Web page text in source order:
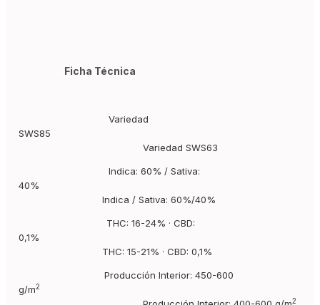
Ficha Técnica
Variedad
SWS85
Variedad SWS63
Indica: 60% / Sativa:
40%
Indica / Sativa: 60%/40%
THC: 16-24% · CBD:
0,1%
THC: 15-21% · CBD: 0,1%
Producción Interior: 450-600
g/m2
2